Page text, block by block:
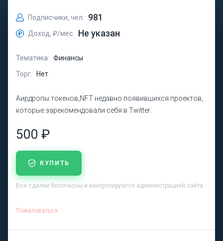
Подписчики, чел. 981
Доход, ₽/мес. Не указан
Тематика: Финансы
Торг:
Нет
Аирдропы токенов,NFT недавно появившихся проектов,
которые зарекомендовали себя в Twitter.
500 ₽
КУПИТЬ
Все сделки безопасны и контролируются администрацией сайта
Пожаловаться